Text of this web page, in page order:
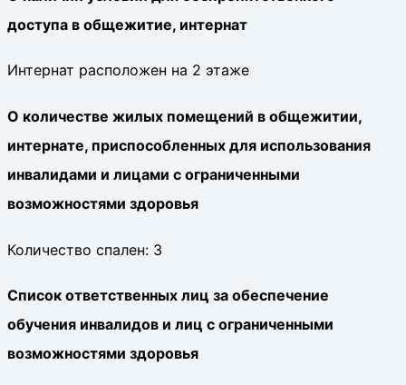
доступа в общежитие, интернат
Интернат расположен на 2 этаже
О количестве жилых помещений в общежитии,
интернате, приспособленных для использования
инвалидами и лицами с ограниченными
возможностями здоровья
Количество спален: 3
Cписок ответственных лиц за обеспечение
обучения инвалидов и лиц с ограниченными
возможностями здоровья